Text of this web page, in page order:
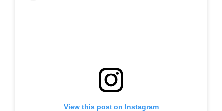
View this post on Instagram